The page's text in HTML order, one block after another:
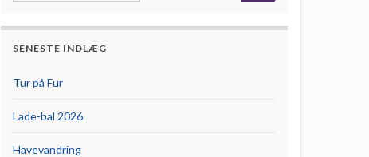
SENESTE INDLÆG
Tur på Fur
Lade-bal 2026
Havevandring